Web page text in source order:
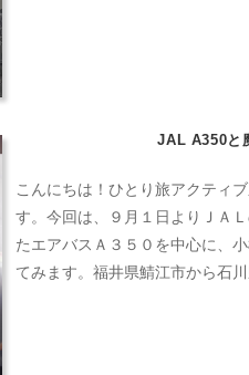
JAL A350と
こんにちは！ひとり旅アクティ
す。今回は、９月１日よりＪＡ
たエアバスＡ３５０を中心に
てみます。福井県鯖江市から石